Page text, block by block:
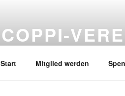
COPPI-
Start Mitglied werden